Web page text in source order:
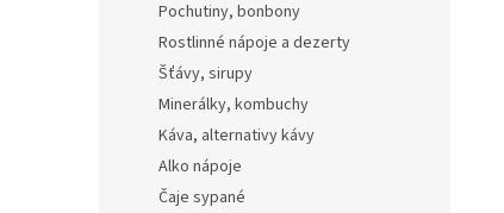
Pochutiny, bonbony
Rostlinné nápoje a dezerty
Šťávy, sirupy
Minerálky, kombuchy
Káva, alternativy kávy
Alko nápoje
Čaje sypané